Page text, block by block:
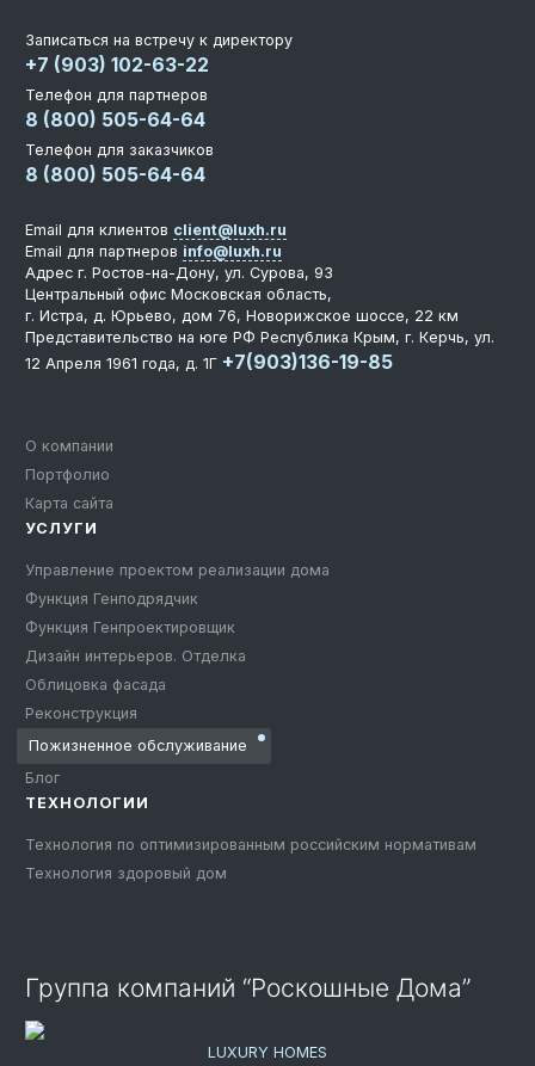
Записаться на встречу к директору
+7 (903) 102-63-22
Телефон для партнеров
8 (800) 505-64-64
Телефон для заказчиков
8 (800) 505-64-64
О компании
Портфолио
Карта сайта
УСЛУГИ
Управление проектом реализации дома
Функция Генподрядчик
Функция Генпроектировщик
Дизайн интерьеров. Отделка
Облицовка фасада
Реконструкция
Пожизненное обслуживание
Блог
ТЕХНОЛОГИИ
Технология по оптимизированным российским нормативам
Технология здоровый дом
Email для клиентов client@luxh.ru
Email для партнеров info@luxh.ru
Адрес г. Ростов-на-Дону, ул. Сурова, 93
Центральный офис Московская область,
г. Истра, д. Юрьево, дом 76, Новорижское шоссе, 22 км
Представительство на юге РФ Республика Крым, г. Керчь, ул.
12 Апреля 1961 года, д. 1Г +7(903)136-19-85
Группа компаний “Роскошные Дома”
LUXURY HOMES